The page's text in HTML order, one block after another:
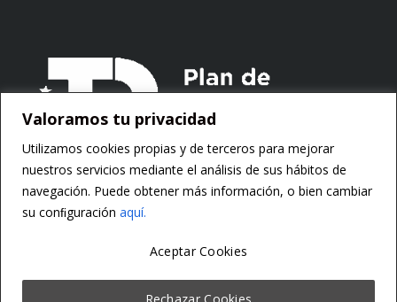
Valoramos tu privacidad
Utilizamos cookies propias y de terceros para mejorar
nuestros servicios mediante el análisis de sus hábitos de
navegación. Puede obtener más información, o bien cambiar
su conﬁguración aquí.
Rechazar Cookies
Aceptar Cookies